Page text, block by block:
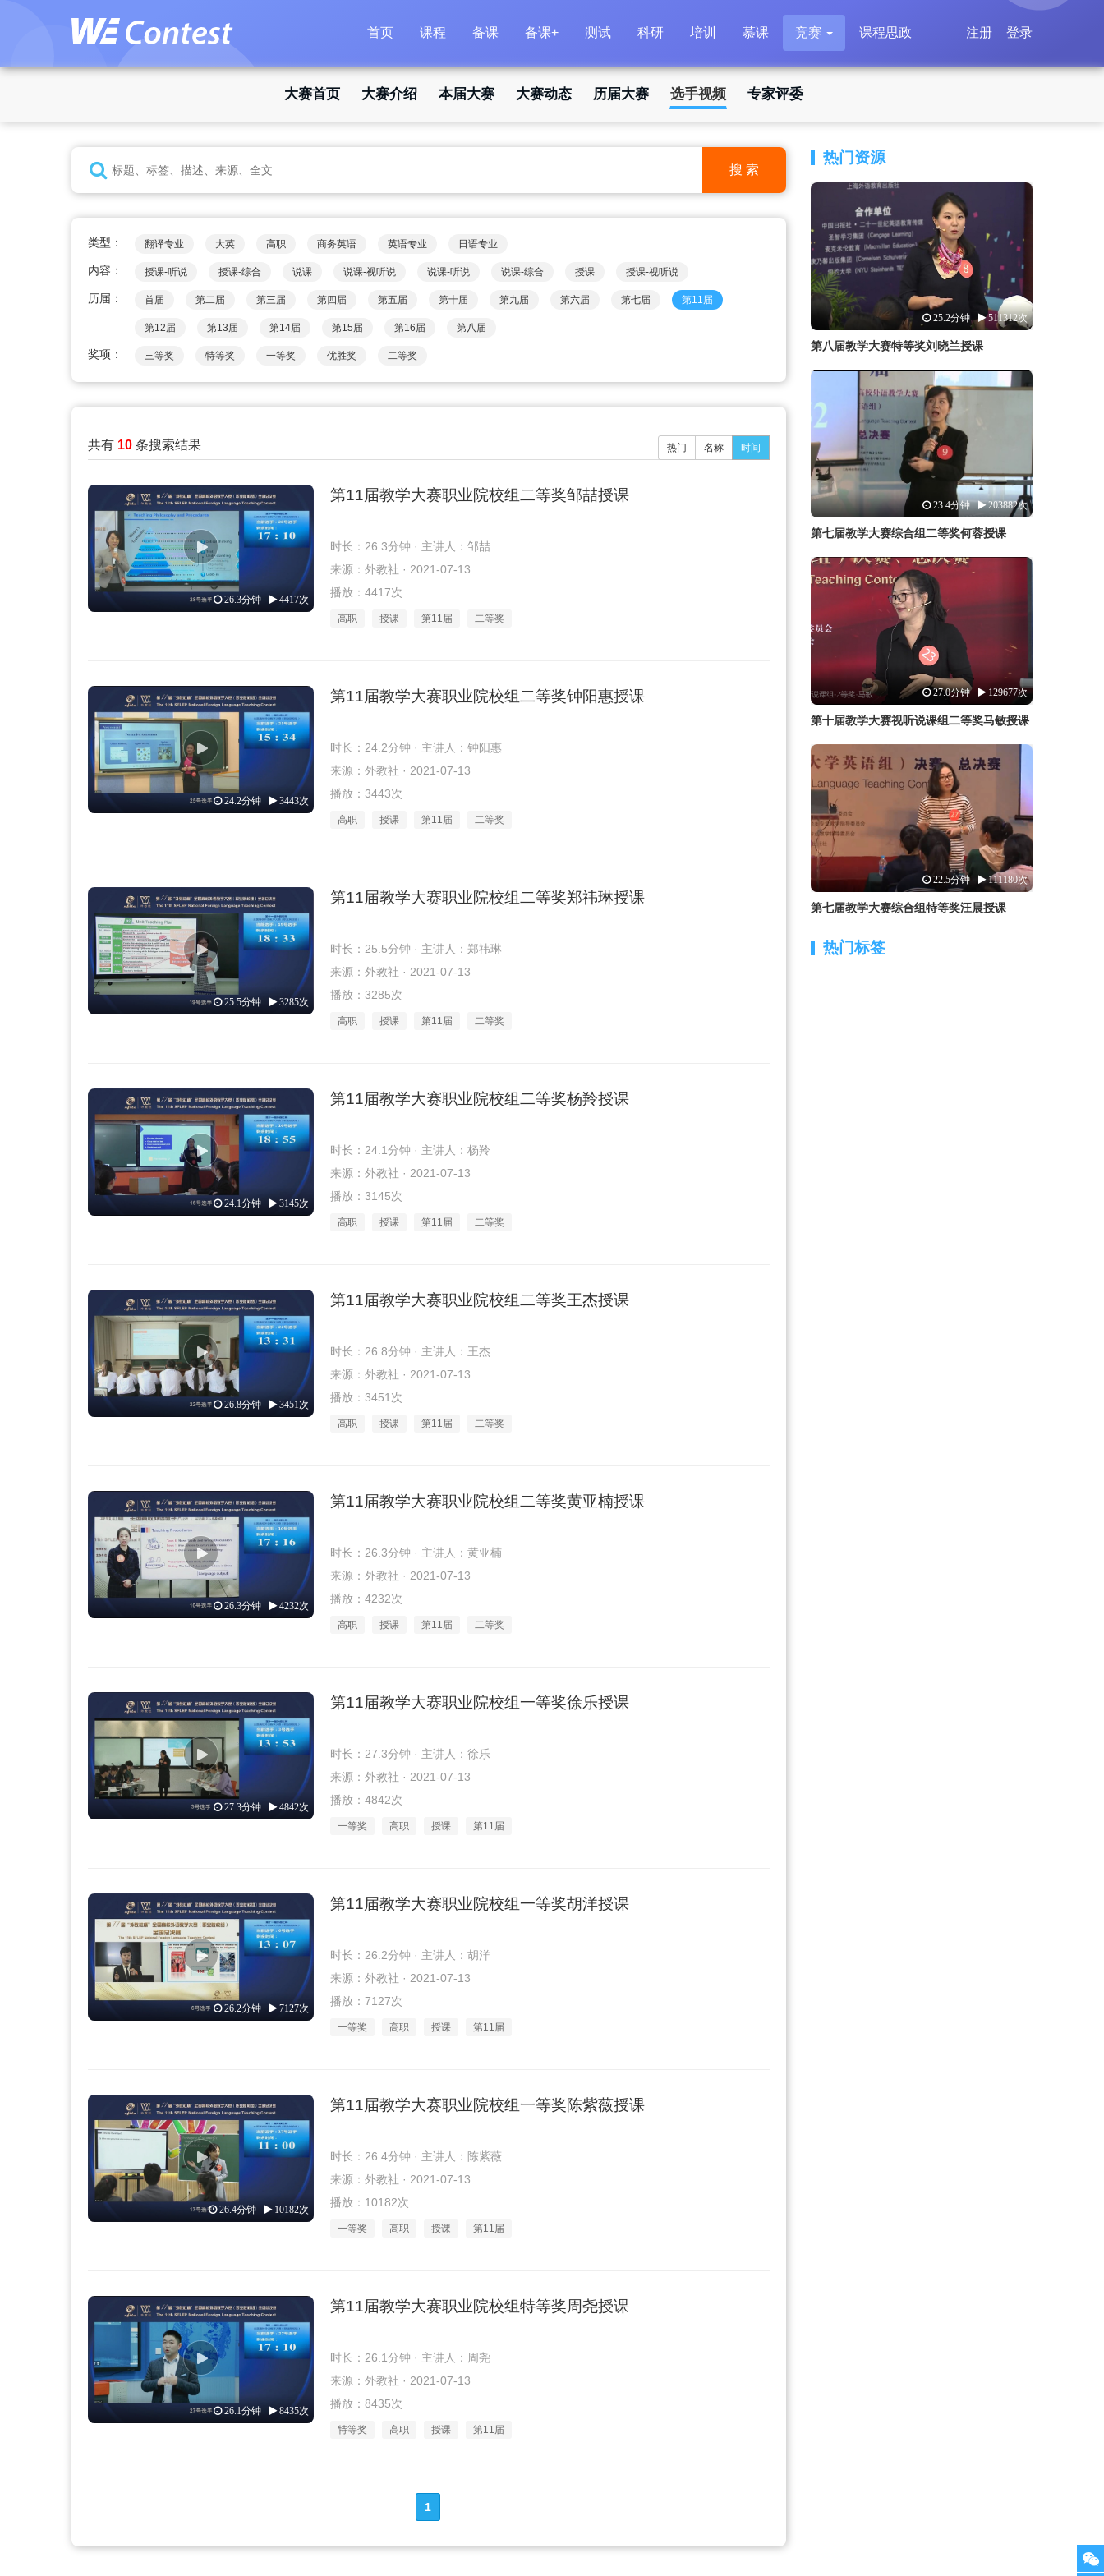
首页 课程 备课 备课+ 测试 科研 培训 慕课 竞赛 课程思政 登录
注册
大赛首页 大赛介绍 本届大赛 大赛动态 历届大赛 选手视频 专家评委
搜 索
类型： 翻译专业 大英 高职 商务英语 英语专业 日语专业
内容： 授课-听说 授课-综合 说课 说课-视听说 说课-听说 说课-综合 授课 授课-视听说
历届： 首届 第二届 第三届 第四届 第五届 第十届 第九届 第六届 第七届 第11届
第12届 第13届 第14届 第15届 第16届 第八届
奖项： 三等奖 特等奖 一等奖 优胜奖 二等奖
共有 10 条搜索结果 热门 名称 时间
26.3分钟 4417次
第11届教学大赛职业院校组二等奖邹喆授课
时长：26.3分钟 · 主讲人：邹喆
来源：外教社 · 2021-07-13
播放：4417次
高职 授课 第11届 二等奖
24.2分钟 3443次
第11届教学大赛职业院校组二等奖钟阳惠授课
时长：24.2分钟 · 主讲人：钟阳惠
来源：外教社 · 2021-07-13
播放：3443次
高职 授课 第11届 二等奖
25.5分钟 3285次
第11届教学大赛职业院校组二等奖郑祎琳授课
时长：25.5分钟 · 主讲人：郑祎琳
来源：外教社 · 2021-07-13
播放：3285次
高职 授课 第11届 二等奖
24.1分钟 3145次
第11届教学大赛职业院校组二等奖杨羚授课
时长：24.1分钟 · 主讲人：杨羚
来源：外教社 · 2021-07-13
播放：3145次
高职 授课 第11届 二等奖
26.8分钟 3451次
第11届教学大赛职业院校组二等奖王杰授课
时长：26.8分钟 · 主讲人：王杰
来源：外教社 · 2021-07-13
播放：3451次
高职 授课 第11届 二等奖
26.3分钟 4232次
第11届教学大赛职业院校组二等奖黄亚楠授课
时长：26.3分钟 · 主讲人：黄亚楠
来源：外教社 · 2021-07-13
播放：4232次
高职 授课 第11届 二等奖
27.3分钟 4842次
第11届教学大赛职业院校组一等奖徐乐授课
时长：27.3分钟 · 主讲人：徐乐
来源：外教社 · 2021-07-13
播放：4842次
一等奖 高职 授课 第11届
26.2分钟 7127次
第11届教学大赛职业院校组一等奖胡洋授课
时长：26.2分钟 · 主讲人：胡洋
来源：外教社 · 2021-07-13
播放：7127次
一等奖 高职 授课 第11届
26.4分钟 10182次
第11届教学大赛职业院校组一等奖陈紫薇授课
时长：26.4分钟 · 主讲人：陈紫薇
来源：外教社 · 2021-07-13
播放：10182次
一等奖 高职 授课 第11届
26.1分钟 8435次
第11届教学大赛职业院校组特等奖周尧授课
时长：26.1分钟 · 主讲人：周尧
来源：外教社 · 2021-07-13
播放：8435次
特等奖 高职 授课 第11届
1
热门资源
25.2分钟 511312次
第八届教学大赛特等奖刘晓兰授课
23.4分钟 203882次
第七届教学大赛综合组二等奖何蓉授课
27.0分钟 129677次
第十届教学大赛视听说课组二等奖马敏授课
22.5分钟 111180次
第七届教学大赛综合组特等奖汪晨授课
热门标签